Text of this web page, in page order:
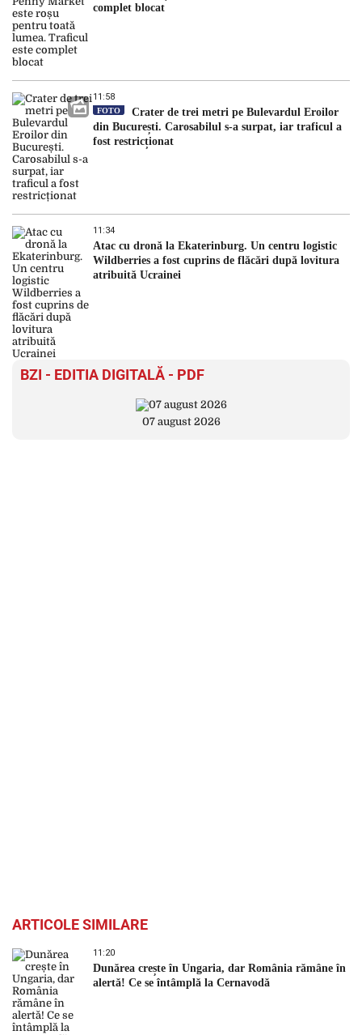
complet blocat
11:58
FOTO
Crater de trei metri pe Bulevardul Eroilor
din București. Carosabilul s-a surpat, iar traficul a
fost restricționat
11:34
Atac cu dronă la Ekaterinburg. Un centru logistic
Wildberries a fost cuprins de flăcări după lovitura
atribuită Ucrainei
BZI - EDITIA DIGITALĂ - PDF
07 august 2026
ARTICOLE SIMILARE
11:20
Dunărea crește în Ungaria, dar România rămâne în
alertă! Ce se întâmplă la Cernavodă